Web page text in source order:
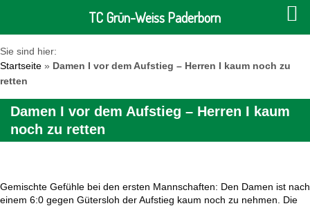
Sie sind hier:
Startseite » Damen I vor dem Aufstieg – Herren I kaum noch zu
retten
Damen I vor dem Aufstieg – Herren I kaum
noch zu retten
Gemischte Gefühle bei den ersten Mannschaften: Den Damen ist nach
einem 6:0 gegen Gütersloh der Aufstieg kaum noch zu nehmen. Die
TC Grün-Weiss Paderborn